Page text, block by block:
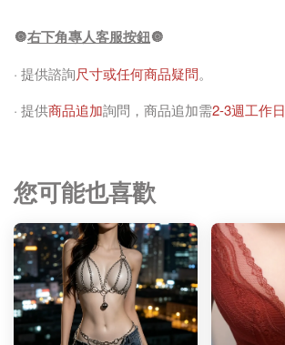
🔘右下角專人客服按鈕🔘
· 提供諮詢尺寸或任何商品疑問。
· 提供商品追加詢問，商品追加需2-3週工作日
您可能也喜歡